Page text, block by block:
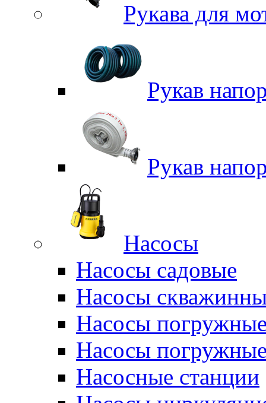
Рукава для
Рукав
Рукав
Насосы
Насосы садовые
Насосы
Насосы
Насосы
Насосные станции